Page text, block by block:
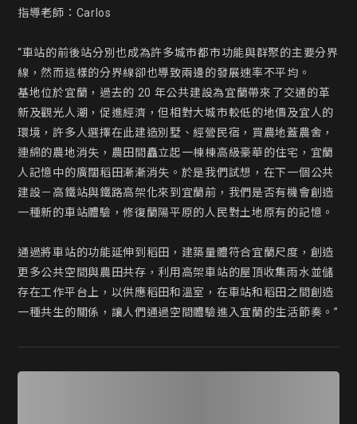
指導老師：Carlos
“車站的前後站分別也成為許多城市都市功能與群聚的主要分界
線，然而這樣的分界線卻也導致兩邊的發展速率不平均。
基地位於宜蘭，過去的 20 年公共建設為宜蘭帶來了交通的革
新及觀光人潮，促進經濟，但相對大城市較低的地價及宜人的
環境，許多人選擇在此建造別墅、經營民宿，買農地蓋農舍，
連綿的農地消失，農田間矗立起一棟棟高級豪華的住宅，宜蘭
人記憶中的廣闊稻田漸漸消失。於是我們試想，在下一個公共
建設－高鐵站與鐵路高架化來到宜蘭前，我們是否有機會創造
一種新的車站體驗，修復蘭陽平原的人民對土地原有的記憶。
通過將車站的功能延伸到稻田，建築量體符合宜蘭尺度，創造
更多公共空間與農田共存，利用高架車站的屋頂收集雨水並儲
存在工作平台上，以供應稻田和溫室，在車站和稻田之間創造